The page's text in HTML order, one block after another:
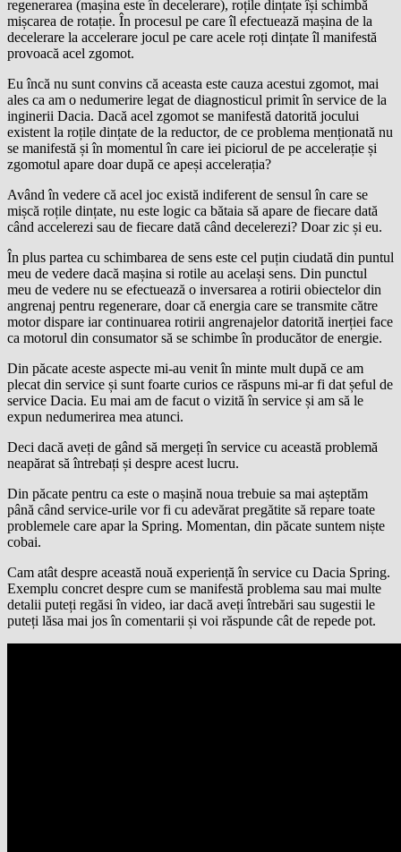
regenerarea (mașina este în decelerare), roțile dințate își schimbă
mișcarea de rotație. În procesul pe care îl efectuează mașina de la
decelerare la accelerare jocul pe care acele roți dințate îl manifestă
provoacă acel zgomot.
Eu încă nu sunt convins că aceasta este cauza acestui zgomot, mai
ales ca am o nedumerire legat de diagnosticul primit în service de la
inginerii Dacia. Dacă acel zgomot se manifestă datorită jocului
existent la roțile dințate de la reductor, de ce problema menționată nu
se manifestă și în momentul în care iei piciorul de pe accelerație și
zgomotul apare doar după ce apeși accelerația?
Având în vedere că acel joc există indiferent de sensul în care se
mișcă roțile dințate, nu este logic ca bătaia să apare de fiecare dată
când accelerezi sau de fiecare dată când decelerezi? Doar zic și eu.
În plus partea cu schimbarea de sens este cel puțin ciudată din puntul
meu de vedere dacă mașina si rotile au același sens. Din punctul
meu de vedere nu se efectuează o inversarea a rotirii obiectelor din
angrenaj pentru regenerare, doar că energia care se transmite către
motor dispare iar continuarea rotirii angrenajelor datorită inerției face
ca motorul din consumator să se schimbe în producător de energie.
Din păcate aceste aspecte mi-au venit în minte mult după ce am
plecat din service și sunt foarte curios ce răspuns mi-ar fi dat șeful de
service Dacia. Eu mai am de facut o vizită în service și am să le
expun nedumerirea mea atunci.
Deci dacă aveți de gând să mergeți în service cu această problemă
neapărat să întrebați și despre acest lucru.
Din păcate pentru ca este o mașină noua trebuie sa mai așteptăm
până când service-urile vor fi cu adevărat pregătite să repare toate
problemele care apar la Spring. Momentan, din păcate suntem niște
cobai.
Cam atât despre această nouă experiență în service cu Dacia Spring.
Exemplu concret despre cum se manifestă problema sau mai multe
detalii puteți regăsi în video, iar dacă aveți întrebări sau sugestii le
puteți lăsa mai jos în comentarii și voi răspunde cât de repede pot.